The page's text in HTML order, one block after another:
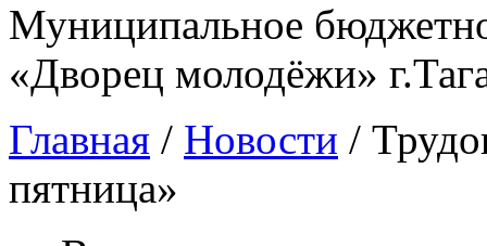
Муниципальное
«Дворец молодёжи»
Главная / Новости /
пятница»